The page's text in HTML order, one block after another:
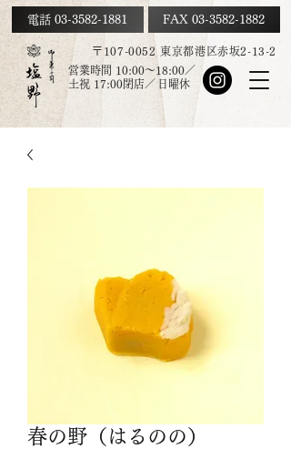
電話 03-3582-1881 FAX 03-3582-1882
〒107-0052 東京都港区赤坂2-13-2
営業時間 10:00～18:00／
土祝 17:00閉店／ 日曜休
春の野（はるのの）